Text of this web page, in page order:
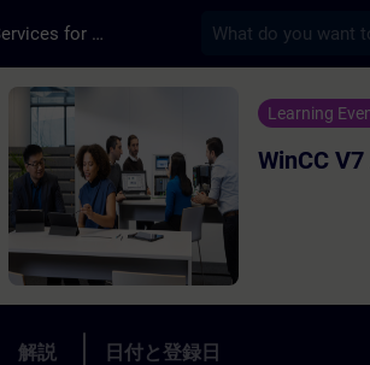
Training Services for Digital Industries
コース - WinCC V7
Learning
WinCC
解説 日付と登録日